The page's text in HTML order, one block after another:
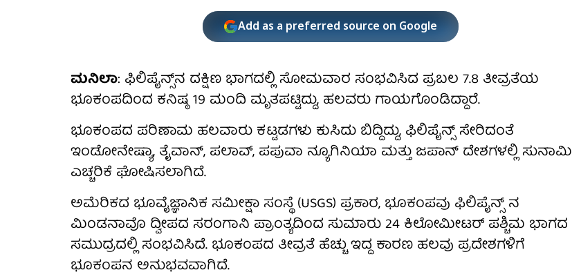
Add as a preferred source on Google
ಮನಿಲಾ: ಫಿಲಿಪೈನ್ಸ್‌ನ ದಕ್ಷಿಣ ಭಾಗದಲ್ಲಿ ಸೋಮವಾರ ಸಂಭವಿಸಿದ ಪ್ರಬಲ 7.8 ತೀವ್ರತೆಯ
ಭೂಕಂಪದಿಂದ ಕನಿಷ್ಠ 19 ಮಂದಿ ಮೃತಪಟ್ಟಿದ್ದು, ಹಲವರು ಗಾಯಗೊಂಡಿದ್ದಾರೆ.
ಭೂಕಂಪದ ಪರಿಣಾಮ ಹಲವಾರು ಕಟ್ಟಡಗಳು ಕುಸಿದು ಬಿದ್ದಿದ್ದು, ಫಿಲಿಪೈನ್ಸ್‌ ಸೇರಿದಂತೆ
ಇಂಡೋನೇಷ್ಯಾ, ತೈವಾನ್, ಪಲಾವ್, ಪಪುವಾ ನ್ಯೂಗಿನಿಯಾ ಮತ್ತು ಜಪಾನ್ ದೇಶಗಳಲ್ಲಿ ಸುನಾಮಿ
ಎಚ್ಚರಿಕೆ ಘೋಷಿಸಲಾಗಿದೆ.
ಅಮೆರಿಕದ ಭೂವೈಜ್ಞಾನಿಕ ಸಮೀಕ್ಷಾ ಸಂಸ್ಥೆ (USGS) ಪ್ರಕಾರ, ಭೂಕಂಪವು ಫಿಲಿಪೈನ್ಸ್‌ ನ
ಮಿಂಡನಾವೊ ದ್ವೀಪದ ಸರಂಗಾನಿ ಪ್ರಾಂತ್ಯದಿಂದ ಸುಮಾರು 24 ಕಿಲೋಮೀಟರ್ ಪಶ್ಚಿಮ ಭಾಗದ
ಸಮುದ್ರದಲ್ಲಿ ಸಂಭವಿಸಿದೆ. ಭೂಕಂಪದ ತೀವ್ರತೆ ಹೆಚ್ಚು ಇದ್ದ ಕಾರಣ ಹಲವು ಪ್ರದೇಶಗಳಿಗೆ
ಭೂಕಂಪನ ಅನುಭವವಾಗಿದೆ.